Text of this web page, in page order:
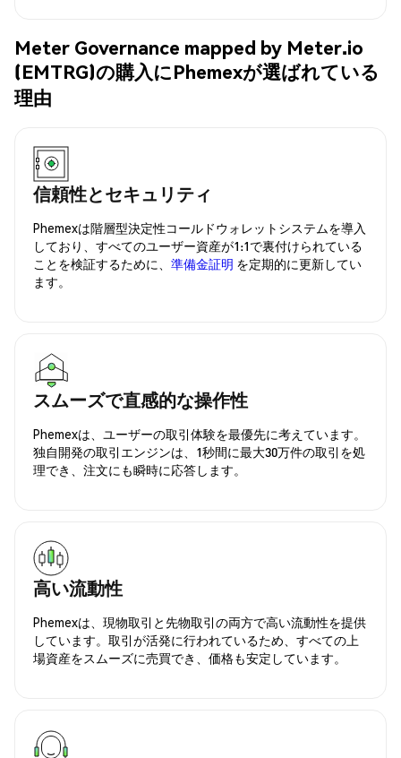
Meter Governance mapped by Meter.io
(EMTRG)の購入にPhemexが選ばれている
理由
信頼性とセキュリティ
Phemexは階層型決定性コールドウォレットシステムを導入
しており、すべてのユーザー資産が1:1で裏付けられている
ことを検証するために、 準備金証明 を定期的に更新してい
ます。
スムーズで直感的な操作性
Phemexは、ユーザーの取引体験を最優先に考えています。
独自開発の取引エンジンは、1秒間に最大30万件の取引を処
理でき、注文にも瞬時に応答します。
高い流動性
Phemexは、現物取引と先物取引の両方で高い流動性を提供
しています。取引が活発に行われているため、すべての上
場資産をスムーズに売買でき、価格も安定しています。